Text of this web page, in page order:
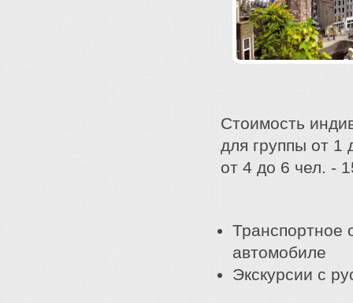
Стоимость
для группы от 1
от 4 до 6 чел. -
Транспортное
автомобиле
Экскурсии с